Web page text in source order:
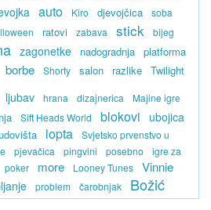
auto Kiro djevojčica soba
ratovi zabava stick
bijeg
zagonetke nadogradnja platforma
borbe Shorty salon razlike Twilight
ljubav hrana dizajnerica Majine igre
Sift Heads World blokovi ubojica
lopta
Svjetsko prvenstvo u
pjevačica pingvini posebno
igre za
poker more Looney Tunes Vinnie
problem čarobnjak Božić